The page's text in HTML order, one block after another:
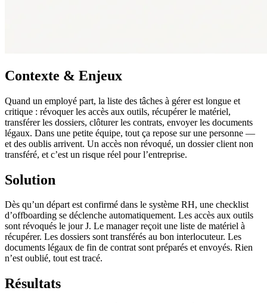
Contexte & Enjeux
Quand un employé part, la liste des tâches à gérer est longue et
critique : révoquer les accès aux outils, récupérer le matériel,
transférer les dossiers, clôturer les contrats, envoyer les documents
légaux. Dans une petite équipe, tout ça repose sur une personne —
et des oublis arrivent. Un accès non révoqué, un dossier client non
transféré, et c’est un risque réel pour l’entreprise.
Solution
Dès qu’un départ est confirmé dans le système RH, une checklist
d’offboarding se déclenche automatiquement. Les accès aux outils
sont révoqués le jour J. Le manager reçoit une liste de matériel à
récupérer. Les dossiers sont transférés au bon interlocuteur. Les
documents légaux de fin de contrat sont préparés et envoyés. Rien
n’est oublié, tout est tracé.
Résultats